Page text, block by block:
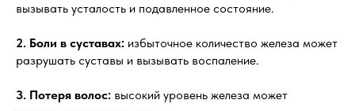
вызывать усталость и подавленное состояние.
2. Боли в суставах: избыточное количество железа может
разрушать суставы и вызывать воспаление.
3. Потеря волос: высокий уровень железа может